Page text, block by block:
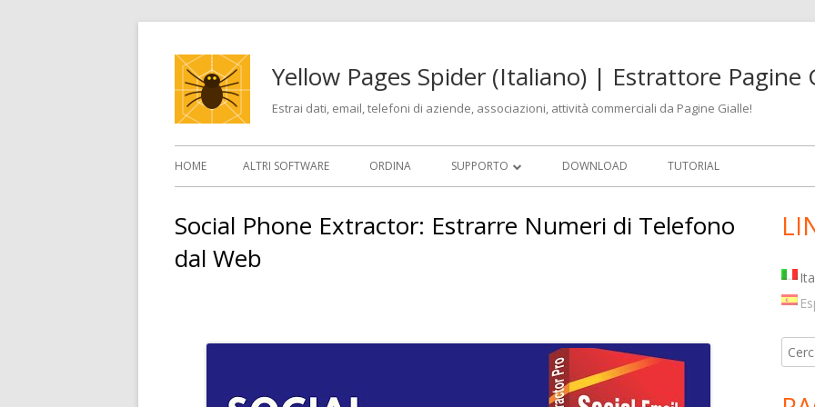
Yellow Pages Spider (Italiano) | Estrattore Pagine
Estrai dati, email, telefoni di aziende, associazioni, attività commerciali da Pagine Gialle!
Menu
HOME ALTRI SOFTWARE ORDINA SUPPORTO DOWNLOAD TUTORIAL
Social Phone Extractor: Estrarre Numeri di Telefono
dal Web
per: